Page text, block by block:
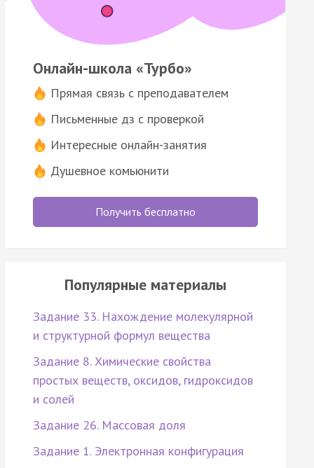
Онлайн-школа «Турбо»
Прямая связь с преподавателем
Письменные дз с проверкой
Интересные онлайн-занятия
Душевное комьюнити
Получить бесплатно
Популярные материалы
Задание 33. Нахождение молекулярной
и структурной формул вещества
Задание 8. Химические свойства
простых веществ, оксидов, гидроксидов
и солей
Задание 26. Массовая доля
Задание 1. Электронная конфигурация